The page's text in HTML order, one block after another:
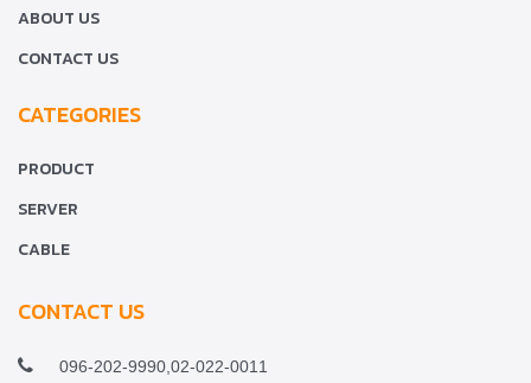
ABOUT US
CONTACT US
CATEGORIES
PRODUCT
SERVER
CABLE
CONTACT US
096-202-9990,02-022-0011